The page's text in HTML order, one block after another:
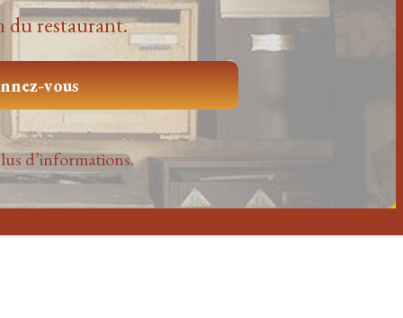
du restaurant.
d’informations.